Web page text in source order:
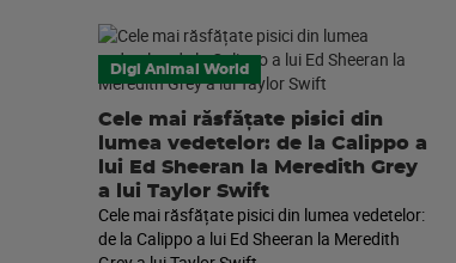
Digi Animal World
Cele mai răsfățate pisici din
lumea vedetelor: de la Calippo a
lui Ed Sheeran la Meredith Grey
a lui Taylor Swift
Cele mai răsfățate pisici din lumea vedetelor:
de la Calippo a lui Ed Sheeran la Meredith